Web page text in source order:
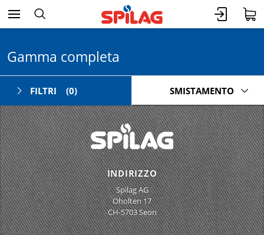
Gamma completa
FILTRI (0) SMISTAMENTO
INDIRIZZO
Spilag AG
Oholten 17
CH-5703 Seon